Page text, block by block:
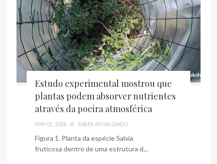
Estudo experimental mostrou que
plantas podem absorver nutrientes
através da poeira atmosférica
MAY 01, 2026 X SABER ATUALIZADO
Figura 1. Planta da espécie Salvia
fruticosa dentro de uma estrutura d...